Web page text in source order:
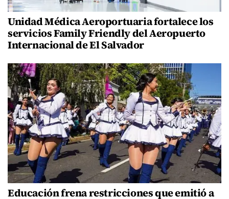
Unidad Médica Aeroportuaria fortalece los
servicios Family Friendly del Aeropuerto
Internacional de El Salvador
Educación frena restricciones que emitió a